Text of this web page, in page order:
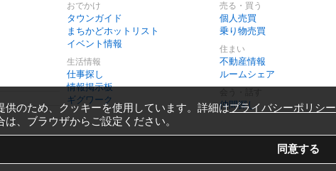
おでかけ
タウンガイド
まちかどホットリスト
イベント情報
生活情報
仕事探し
情報掲示板
ギグワーク
売る・買う
個人売買
乗り物売買
住まい
不動産情報
ルームシェア
仲間探し
のため、クッキーを使用しています。詳細はプライバシーポリシー
、ブラウザからご設定ください。